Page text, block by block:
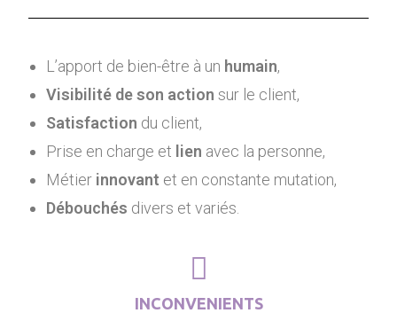
L’apport de bien-être à un humain,
Visibilité de son action sur le client,
Satisfaction du client,
Prise en charge et lien avec la personne,
Métier innovant et en constante mutation,
Débouchés divers et variés.
INCONVENIENTS